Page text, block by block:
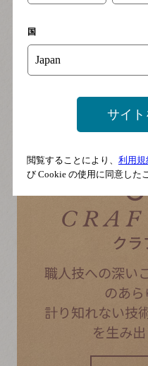
職人技への深い
のあ
計り知れない技
を生み出
国
サイト
閲覧することにより、 利用規
び Cookie の使用に同意した